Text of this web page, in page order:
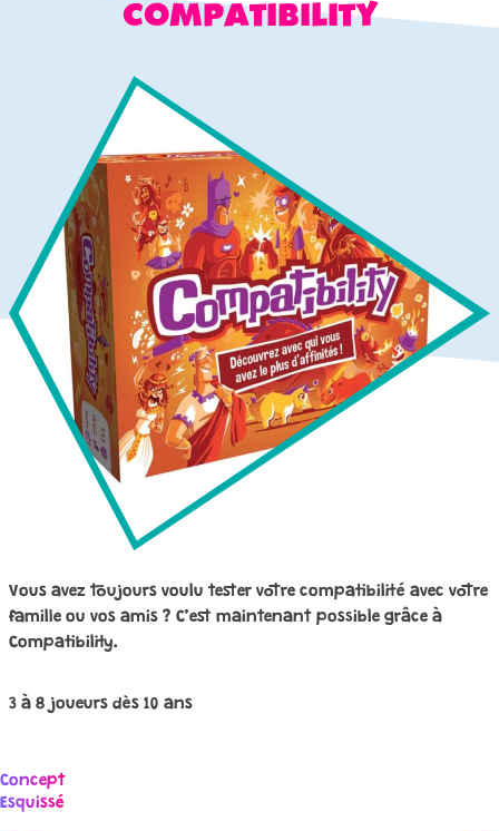
COMPATIBILITY
Vous avez toujours voulu tester votre compatibilité avec votre
famille ou vos amis ? C’est maintenant possible grâce à
Compatibility.
3 à 8 joueurs dès 10 ans
Navigation
de
Concept
Esquissé